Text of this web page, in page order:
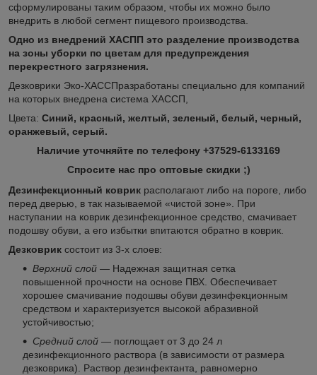
сформулированы таким образом, чтобы их можно было
внедрить в любой сегмент пищевого производства.
Одно из внедрений ХАСПП это разделение производства
на зоны уборки по цветам для предупреждения
перекрестного загрязнения.
Дезковрики Эко-ХАССПразработаны специально для компаний
на которых внедрена система ХАССП,
Цвета: Синий, красный, желтый, зеленый, белый, черный,
оранжевый, серый.
Наличие уточняйте по телефону +37529-6133169
Спросите нас про оптовые скидки ;)
Дезинфекционный коврик располагают либо на пороге, либо
перед дверью, в так называемой «чистой зоне». При
наступании на коврик дезинфекционное средство, смачивает
подошву обуви, а его избытки впитаются обратно в коврик.
Дезковрик состоит из 3-х слоев:
Верхний слой — Надежная защитная сетка
повышенной прочности на основе ПВХ. Обеспечивает
хорошее смачивание подошвы обуви дезинфекционным
средством и характеризуется высокой абразивной
устойчивостью;
Средний слой — поглощает от 3 до 24 л
дезинфекционного раствора (в зависимости от размера
дезковрика). Раствор дезинфектанта, равномерно